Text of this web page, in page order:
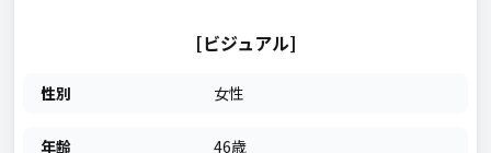
[ビジュアル]
性別 女性
年齢 46歳